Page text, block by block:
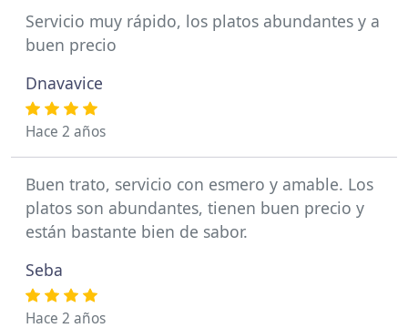
Servicio muy rápido, los platos abundantes y a
buen precio
Dnavavice
Hace 2 años
Buen trato, servicio con esmero y amable. Los
platos son abundantes, tienen buen precio y
están bastante bien de sabor.
Seba
Hace 2 años